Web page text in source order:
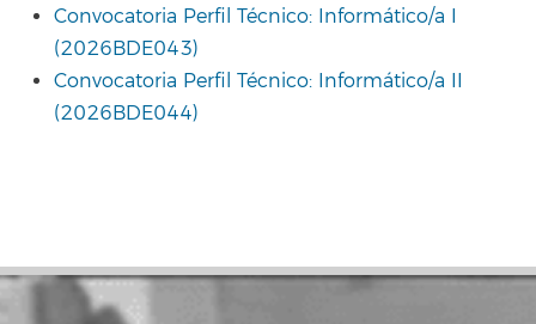
Convocatoria Perfil Técnico: Informático/a I
(2026BDE043)
Convocatoria Perfil Técnico: Informático/a II
(2026BDE044)